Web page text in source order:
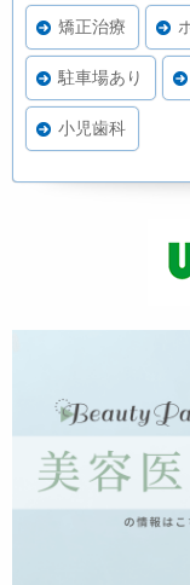
矯正治療
駐車場あり
小児歯科